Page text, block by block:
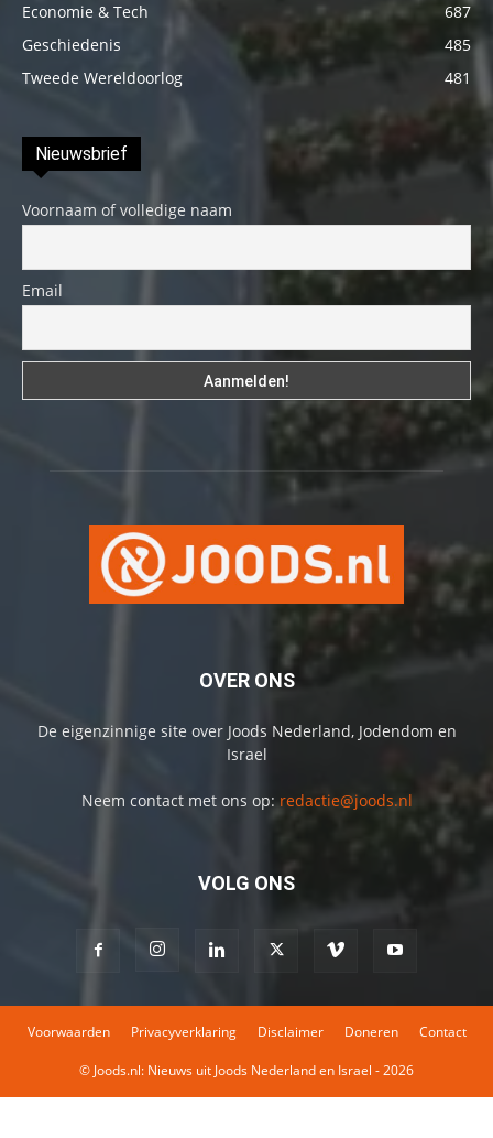
Economie & Tech
687
Geschiedenis
485
Tweede Wereldoorlog
481
Nieuwsbrief
Voornaam of volledige naam
Email
OVER ONS
De eigenzinnige site over Joods Nederland, Jodendom en
Israel
Neem contact met ons op: redactie@joods.nl
VOLG ONS
Voorwaarden Privacyverklaring Disclaimer Doneren Contact
© Joods.nl: Nieuws uit Joods Nederland en Israel - 2026